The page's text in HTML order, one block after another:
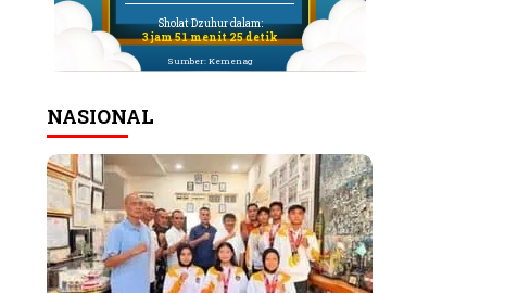
Sholat Dzuhur dalam:
3 jam 51 menit 24 detik
Sumber: Kemenag
NASIONAL